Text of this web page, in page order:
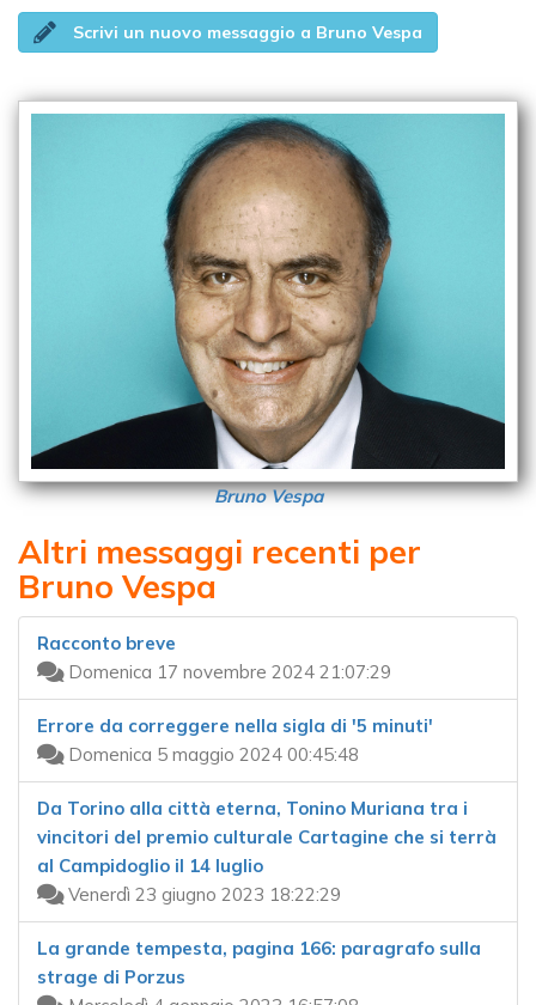
Scrivi un nuovo messaggio a Bruno Vespa
Bruno Vespa
Altri messaggi recenti per
Bruno Vespa
Racconto breve
Domenica 17 novembre 2024 21:07:29
Errore da correggere nella sigla di '5 minuti'
Domenica 5 maggio 2024 00:45:48
Da Torino alla città eterna, Tonino Muriana tra i
vincitori del premio culturale Cartagine che si terrà
al Campidoglio il 14 luglio
Venerdì 23 giugno 2023 18:22:29
La grande tempesta, pagina 166: paragrafo sulla
strage di Porzus